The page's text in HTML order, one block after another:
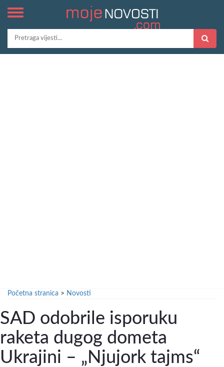
Početna stranica > Novosti
SAD odobrile isporuku
raketa dugog dometa
Ukrajini – „Njujork tajms“